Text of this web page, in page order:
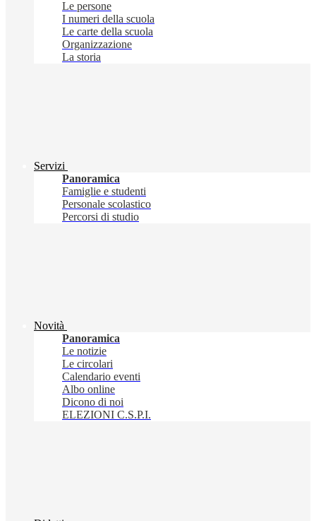
Le persone
I numeri della scuola
Le carte della scuola
Organizzazione
La storia
Servizi
Panoramica
Famiglie e studenti
Personale scolastico
Percorsi di studio
Novità
Panoramica
Le notizie
Le circolari
Calendario eventi
Albo online
Dicono di noi
ELEZIONI C.S.P.I.